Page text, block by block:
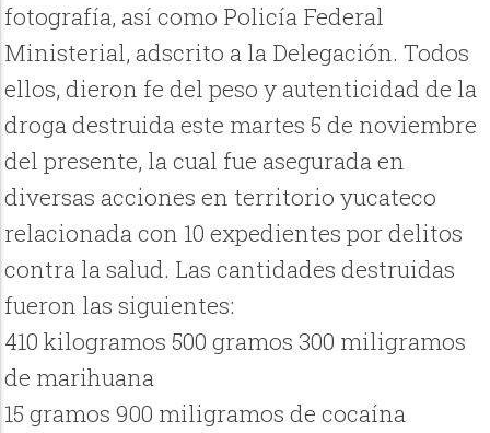
fotografía, así como Policía Federal
Ministerial, adscrito a la Delegación. Todos
ellos, dieron fe del peso y autenticidad de la
droga destruida este martes 5 de noviembre
del presente, la cual fue asegurada en
diversas acciones en territorio yucateco
relacionada con 10 expedientes por delitos
contra la salud. Las cantidades destruidas
fueron las siguientes:
410 kilogramos 500 gramos 300 miligramos
de marihuana
15 gramos 900 miligramos de cocaína